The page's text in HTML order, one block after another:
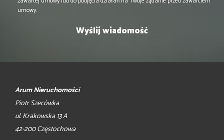
umowy.
Arum Nieruchomości
Piotr Szecówka
ul. Krakowska 13 A
42-200 Częstochowa